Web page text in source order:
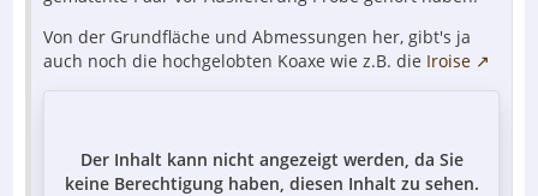
Von der Grundfläche und Abmessungen her, gibt's ja
auch noch die hochgelobten Koaxe wie z.B. die Iroise
Der Inhalt kann nicht angezeigt werden, da Sie
keine Berechtigung haben, diesen Inhalt zu sehen.